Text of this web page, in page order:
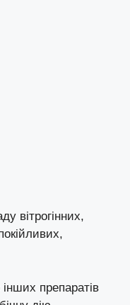
вітрогінних,
препаратів